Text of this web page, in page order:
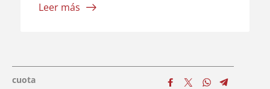
representación, cada una para una
estuviera ...
Leer más
cuota